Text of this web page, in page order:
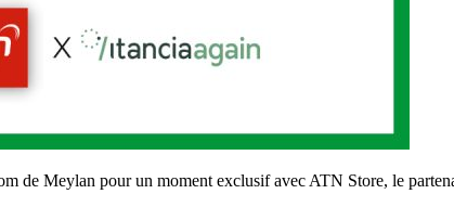
de Meylan pour un moment exclusif avec ATN Store, le